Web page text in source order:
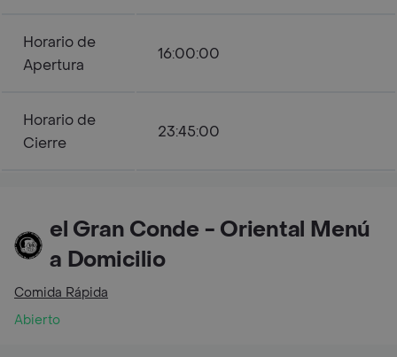
Horario de
Apertura
16:00:00
Horario de
Cierre
23:45:00
el Gran Conde - Oriental Menú
a Domicilio
Comida Rápida
Abierto